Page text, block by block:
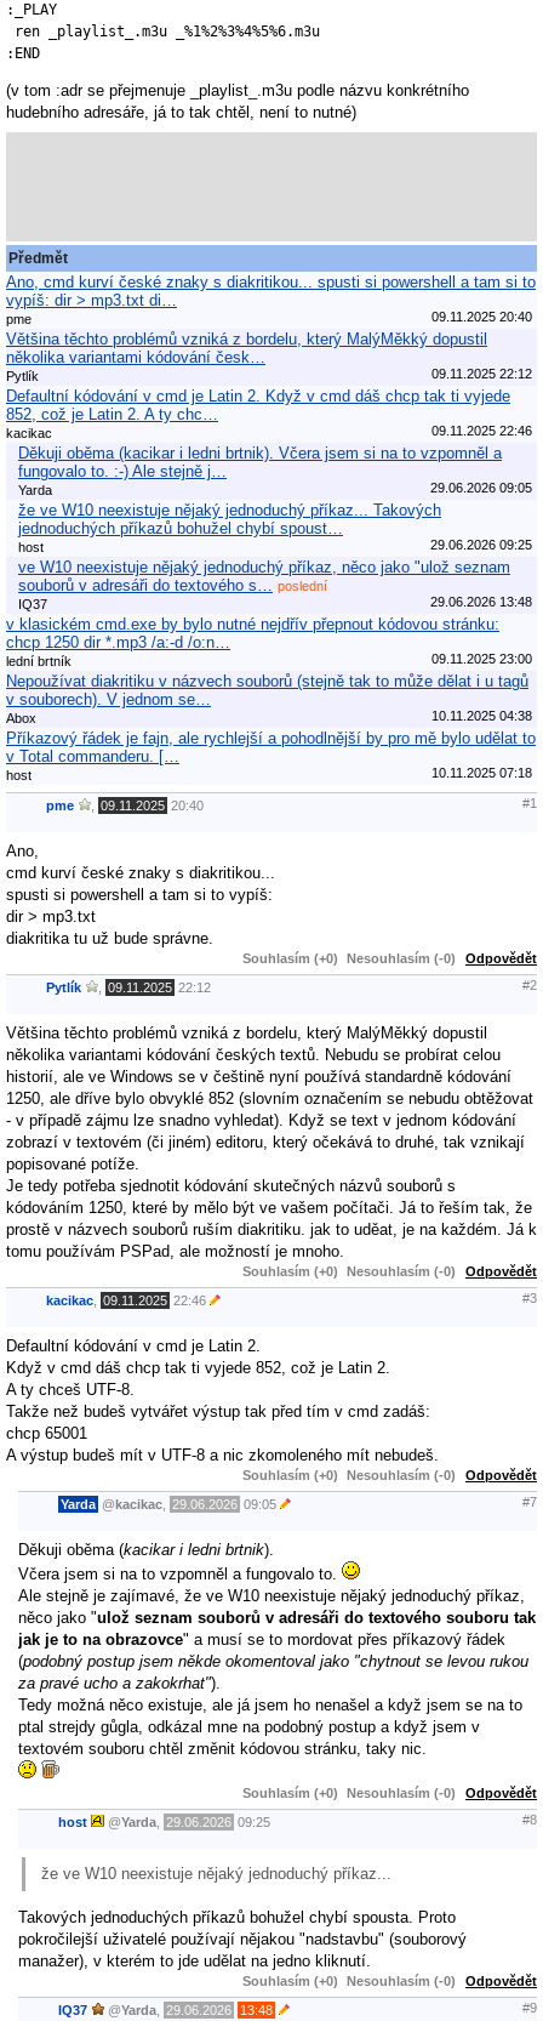
:_PLAY
ren _playlist_.m3u _%1%2%3%4%5%6.m3u
:END
(v tom :adr se přejmenuje _playlist_.m3u podle názvu konkrétního
hudebního adresáře, já to tak chtěl, není to nutné)
Předmět
Ano, cmd kurví české znaky s diakritikou... spusti si powershell a tam si to
vypíš: dir > mp3.txt di…
pme 09.11.2025 20:40
Většina těchto problémů vzniká z bordelu, který MalýMěkký dopustil
několika variantami kódování česk…
Pytlík 09.11.2025 22:12
Defaultní kódování v cmd je Latin 2. Když v cmd dáš chcp tak ti vyjede
852, což je Latin 2. A ty chc…
kacikac 09.11.2025 22:46
Děkuji oběma (kacikar i ledni brtnik). Včera jsem si na to vzpomněl a
fungovalo to. :-) Ale stejně j…
Yarda 29.06.2026 09:05
že ve W10 neexistuje nějaký jednoduchý příkaz... Takových
jednoduchých příkazů bohužel chybí spoust…
host 29.06.2026 09:25
ve W10 neexistuje nějaký jednoduchý příkaz, něco jako "ulož seznam
souborů v adresáři do textového s…
poslední
IQ37
29.06.2026 13:48
v klasickém cmd.exe by bylo nutné nejdřív přepnout kódovou stránku:
chcp 1250 dir *.mp3 /a:-d /o:n…
lední brtník 09.11.2025 23:00
Nepoužívat diakritiku v názvech souborů (stejně tak to může dělat i u tagů
v souborech). V jednom se…
Abox 10.11.2025 04:38
Příkazový řádek je fajn, ale rychlejší a pohodlnější by pro mě bylo udělat to
v Total commanderu. […
host 10.11.2025 07:18
pme 09.11.2025 20:40 #1
Ano,
cmd kurví české znaky s diakritikou...
spusti si powershell a tam si to vypíš:
dir > mp3.txt
diakritika tu už bude správne.
Souhlasím (+0) Nesouhlasím (-0) Odpovědět
Pytlík 09.11.2025 22:12 #2
Většina těchto problémů vzniká z bordelu, který MalýMěkký dopustil
několika variantami kódování českých textů. Nebudu se probírat celou
historií, ale ve Windows se v češtině nyní používá standardně kódování
1250, ale dříve bylo obvyklé 852 (slovním označením se nebudu obtěžovat
- v případě zájmu lze snadno vyhledat). Když se text v jednom kódování
zobrazí v textovém (či jiném) editoru, který očekává to druhé, tak vznikají
popisované potíže.
Je tedy potřeba sjednotit kódování skutečných názvů souborů s
kódováním 1250, které by mělo být ve vašem počítači. Já to řeším tak, že
prostě v názvech souborů ruším diakritiku. jak to uděat, je na každém. Já k
tomu používám PSPad, ale možností je mnoho.
Souhlasím (+0) Nesouhlasím (-0) Odpovědět
kacikac 09.11.2025 22:46 #3
Defaultní kódování v cmd je Latin 2.
Když v cmd dáš chcp tak ti vyjede 852, což je Latin 2.
A ty chceš UTF-8.
Takže než budeš vytvářet výstup tak před tím v cmd zadáš:
chcp 65001
A výstup budeš mít v UTF-8 a nic zkomoleného mít nebudeš.
Souhlasím (+0) Nesouhlasím (-0) Odpovědět
Yarda @kacikac 29.06.2026 09:05 #7
Děkuji oběma (kacikar i ledni brtnik).
Včera jsem si na to vzpomněl a fungovalo to.
Ale stejně je zajímavé, že ve W10 neexistuje nějaký jednoduchý příkaz,
něco jako "ulož seznam souborů v adresáři do textového souboru tak
jak je to na obrazovce" a musí se to mordovat přes příkazový řádek
(podobný postup jsem někde okomentoval jako "chytnout se levou rukou
za pravé ucho a zakokrhat").
Tedy možná něco existuje, ale já jsem ho nenašel a když jsem se na to
ptal strejdy gůgla, odkázal mne na podobný postup a když jsem v
textovém souboru chtěl změnit kódovou stránku, taky nic.
Souhlasím (+0) Nesouhlasím (-0) Odpovědět
host @Yarda 29.06.2026 09:25 #8
že ve W10 neexistuje nějaký jednoduchý příkaz...
Takových jednoduchých příkazů bohužel chybí spousta. Proto
pokročilejší uživatelé používají nějakou "nadstavbu" (souborový
manažer), v kterém to jde udělat na jedno kliknutí.
Souhlasím (+0) Nesouhlasím (-0) Odpovědět
IQ37 @Yarda 29.06.2026 13:48 #9